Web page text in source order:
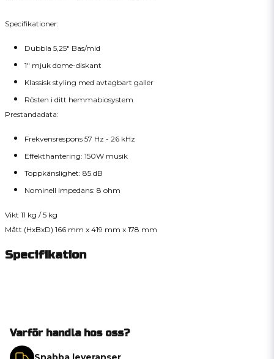
Specifikationer:
Dubbla 5,25" Bas/mid
1" mjuk dome-diskant
Klassisk styling med avtagbart galler
Rösten i ditt hemmabiosystem
Prestandadata:
Frekvensrespons 57 Hz - 26 kHz
Effekthantering: 150W musik
Toppkänslighet: 85 dB
Nominell impedans: 8 ohm
Vikt 11 kg / 5 kg
Mått (HxBxD) 166 mm x 419 mm x 178 mm
Specifikation
Varför handla hos oss?